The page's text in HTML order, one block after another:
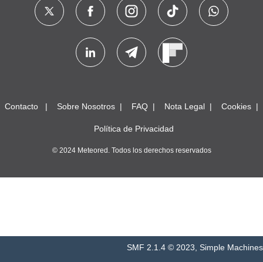
Contacto Sobre Nosotros FAQ Nota Legal Cookies
Política de Privacidad
© 2024 Meteored. Todos los derechos reservados
SMF 2.1.4 © 2023, Simple Machines